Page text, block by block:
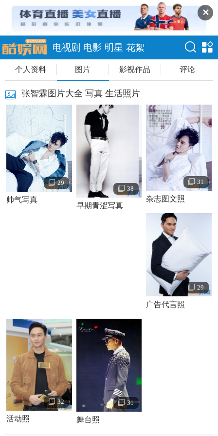
✕
电视剧 电影 明星 花絮
个人资料 图片 影视作品 评论
张智霖图片大全 写真 生活照片
29
帅气写真
38
早期青涩写真
31
杂志图文照
29
广告代言照
32
活动照
31
舞台照